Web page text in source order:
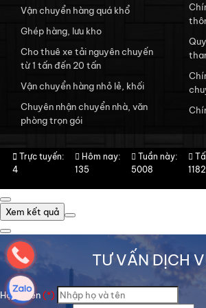
Vận chuyển hàng quá khổ
Ghép hàng, lưu kho
Cho thuê xe tải nguyên chuyến
từ 1 tấn đến 20 tấn
Vận chuyển hàng nhỏ lẻ, khối
Chuyên nhận chuyển nhà, văn
phòng trọn gói
Trực tuyến:
4
Hôm nay:
135
Tuần này:
5008
Xem kết quả
TƯ VẤN DỊCH
Họ và tên(*)